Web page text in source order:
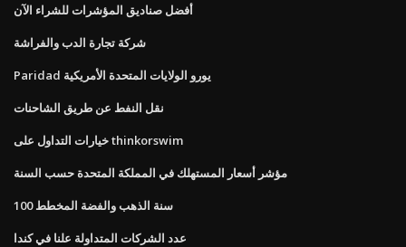
أفضل صناديق المؤشرات للشراء الآن
شركة تجارة الدب والفراشة
Paridad يورو الولايات المتحدة الأمريكية
نقل النفط عن طريق الشاحنات
خيارات التداول على thinkorswim
مؤشر أسعار المستهلك في المملكة المتحدة حسب السنة
100 سنة الذهب والفضة المخطط
عدد الشركات المتداولة علنا ​​في كندا